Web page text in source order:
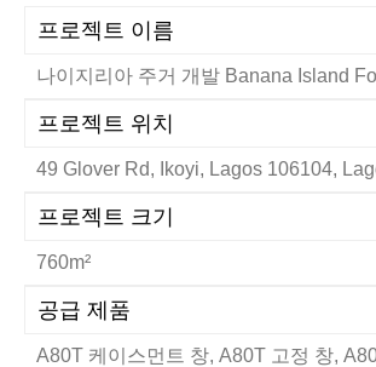
프로젝트 이름
나이지리아 주거 개발 Banana Island
프로젝트 위치
49 Glover Rd, Ikoyi, Lagos 106104,
프로젝트 크기
760m²
공급 제품
A80T 케이스먼트 창, A80T 고정 창,